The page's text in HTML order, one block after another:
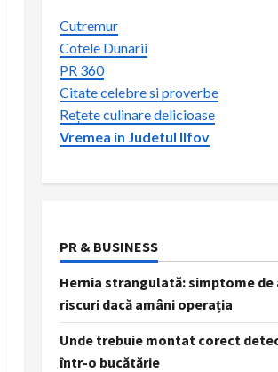
Cutremur
Cotele Dunarii
PR 360
Citate celebre si proverbe
Rețete culinare delicioase
Vremea in Judetul Ilfov
PR & BUSINESS
Hernia strangulată: simptome de
riscuri dacă amâni operația
Unde trebuie montat corect
într-o bucătărie